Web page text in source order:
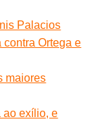
Palacios
Ortega e
maiores
ao exílio, e